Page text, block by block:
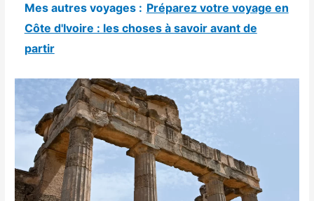
Mes autres voyages : Préparez votre voyage en
Côte d'Ivoire : les choses à savoir avant de
partir